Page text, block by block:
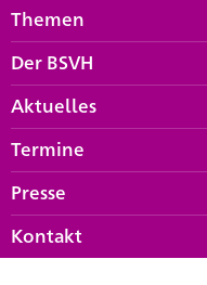
Themen
Der BSVH
Aktuelles
Termine
Presse
Kontakt